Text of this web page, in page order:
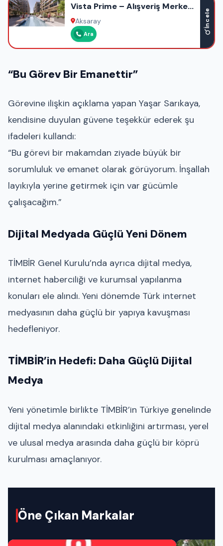
Vista Prime – Alışveriş Merkezi
– Ofis – Otel – Rezidans
Aksaray
Ara
İncele
“Bu Görev Bir Emanettir”
Görevine ilişkin açıklama yapan Yaşar Sarıkaya,
kendisine duyulan güvene teşekkür ederek şu
ifadeleri kullandı:
“Bu görevi bir makamdan ziyade büyük bir
sorumluluk ve emanet olarak görüyorum. İnşallah
layıkıyla yerine getirmek için var gücümle
çalışacağım.”
Dijital Medyada Güçlü Yeni Dönem
TİMBİR Genel Kurulu’nda ayrıca dijital medya,
internet haberciliği ve kurumsal yapılanma
konuları ele alındı. Yeni dönemde Türk internet
medyasının daha güçlü bir yapıya kavuşması
hedefleniyor.
TİMBİR’in Hedefi: Daha Güçlü Dijital
Medya
Yeni yönetimle birlikte TİMBİR’in Türkiye genelinde
dijital medya alanındaki etkinliğini artırması, yerel
ve ulusal medya arasında daha güçlü bir köprü
kurulması amaçlanıyor.
Öne Çıkan Markalar